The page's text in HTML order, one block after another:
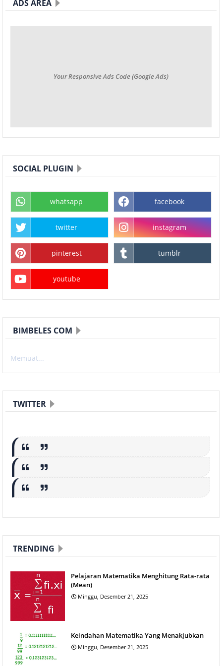
ADS AREA
Your Responsive Ads Code (Google Ads)
SOCIAL PLUGIN
whatsapp facebook
twitter instagram
pinterest tumblr
youtube
BIMBELES COM
Memuat...
TWITTER
TRENDING
Pelajaran Matematika Menghitung Rata-rata
(Mean)
Minggu, Desember 21, 2025
Keindahan Matematika Yang Menakjubkan
Minggu, Desember 21, 2025